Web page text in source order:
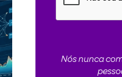
Nós nunca